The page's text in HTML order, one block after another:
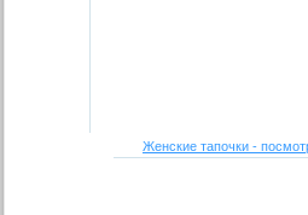
Женские тапочки -